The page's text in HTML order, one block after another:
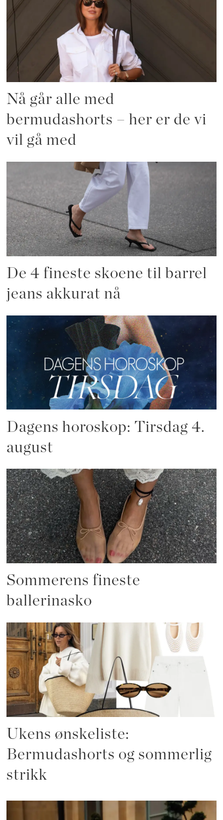
Nå går alle med
bermudashorts – her er de vi
vil gå med
De 4 fineste skoene til barrel
jeans akkurat nå
Dagens horoskop: Tirsdag 4.
august
Sommerens fineste
ballerinasko
Ukens ønskeliste:
Bermudashorts og sommerlig
strikk